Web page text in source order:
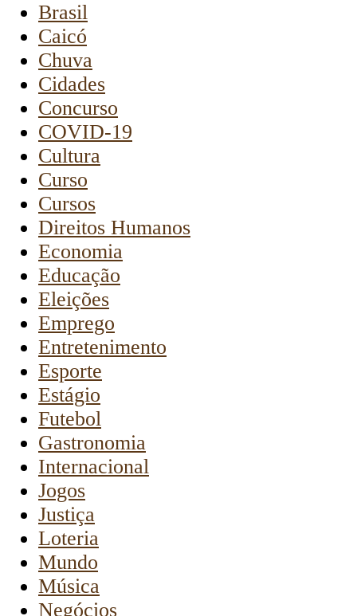
Brasil
Caicó
Chuva
Cidades
Concurso
COVID-19
Cultura
Curso
Cursos
Direitos Humanos
Economia
Educação
Eleições
Emprego
Entretenimento
Esporte
Estágio
Futebol
Gastronomia
Internacional
Jogos
Justiça
Loteria
Mundo
Música
Negócios